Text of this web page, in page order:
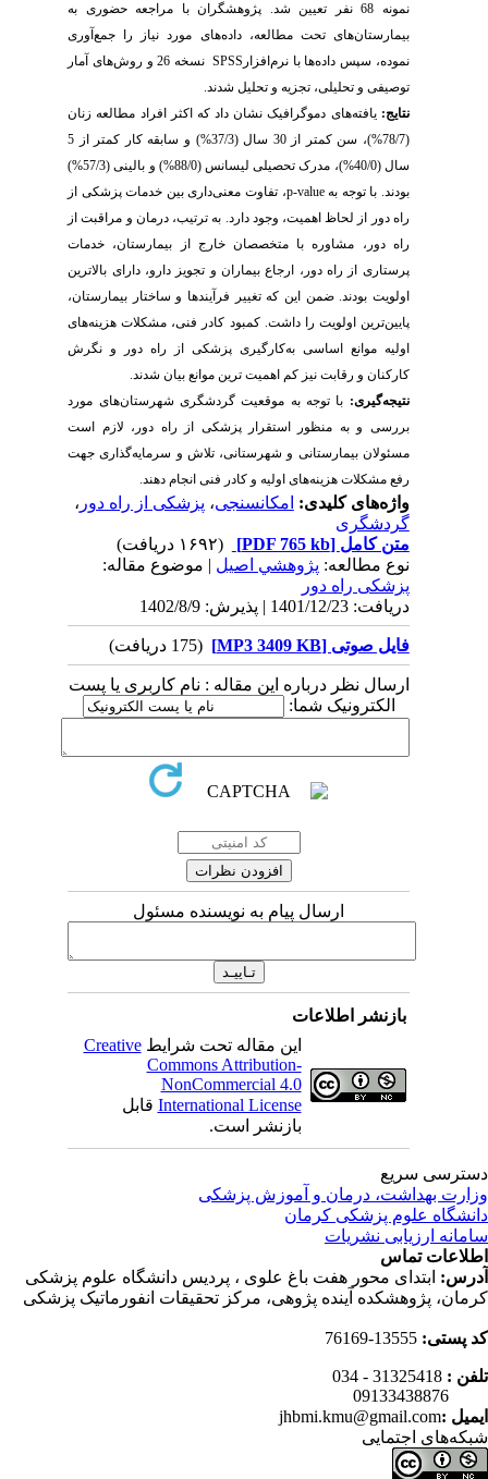
نمونه 68 نفر تعیین شد. پژوهشگران با مراجعه حضوری به
بیمارستان‌های تحت مطالعه، داده‌های مورد نیاز را جمع‌آوری
نموده، سپس داده‌ها با نرم‌افزار SPSS
نسخه 26 و روش‌های آمار
توصیفی و تحلیلی، تجزیه و تحلیل شدند.
نتایج:یافته‌های دموگرافیک نشان داد که اکثر افراد مطالعه زنان
(78/7%)، سن کمتر از 30 سال (37/3%) و سابقه کار کمتر از 5
سال (40/0%)، مدرک تحصیلی لیسانس (88/0%) و بالینی (57/3%)
بودند. با توجه بهp-value، تفاوت معنیداری بین خدمات پزشکی از
راه دور از لحاظ اهمیت، وجود دارد. به ترتیب، درمان و مراقبت از
راه دور، مشاوره با متخصصان خارج از بیمارستان، خدمات
پرستاری از راه دور، ارجاع بیماران و تجویز دارو، دارای بالاترین
اولویت بودند. ضمن این که تغییر فرآیند‌ها و ساختار بیمارستان،
پایین‌ترین اولویت را داشت. کمبود کادر فنی، مشکلات هزینه‌های
اولیه موانع اساسی به‌کارگیری پزشکی از راه دور و نگرش
کارکنان و رقابت نیز کم اهمیت ترین موانع بیان شدند.
نتیجه‌گیری:با توجه به موقعیت گردشگری شهرستان‌های مورد
بررسی و به منظور استقرار پزشکی از راه دور، لازم است
مسئولان بیمارستانی و شهرستانی، تلاش و سرمایه‌گذاری جهت
رفع مشکلات هزینه‌های اولیه و کادر فنی انجام دهند.
واژه‌های کلیدی:امکان‎سنجی ،پزشکی از راه دور،
گردشگری
متن کامل[PDF 765 kb]
نوع مطالعه:پژوهشي اصیل| موضوع مقاله:
پزشکی راه دور
دریافت: 1401/12/23 | پذیرش: 1402/8/9
فایل صوتی [MP3 3409 KB] (175 دریافت)
ارسال نظر درباره این مقاله : نام کاربری یا پست
الکترونیک شما:
ارسال پیام به نویسنده مسئول
بازنشر اطلاعات
این مقاله تحت شرایطCreative
Commons Attribution-
NonCommercial 4.0
International Licenseقابل
بازنشر است.
سریع
بهداشت، درمان و آموزش پزشکی
علوم پزشکی کرمان
ارزیابی نشریات
تماس
ابتدای محور هفت باغ علوی ، پردیس دانشگاه علوم پزشکی
پژوهشکده آینده پژوهی، مرکز تحقیقات انفورماتیک پزشکی
پستی: 13555-76169
:
31325418 - 034
:
jhbmi.kmu@gmail.com
اجتمایی